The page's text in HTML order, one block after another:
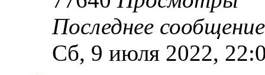
Последнее
Сб, 9 июля 2022,